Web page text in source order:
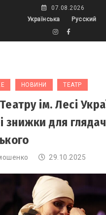
07.08.2026
Українська
Русский
НОВИНИ ТЕАТР
ім. Лесі
знижки для
29.10.2025